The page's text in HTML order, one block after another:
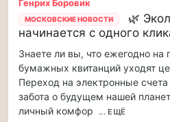
по
Москве
Друзья,
приглашаем
на
музыкальную
и
инсайды
Москвы
Генрих Боровик
МОСКОВСКИЕ НОВОСТИ
🌿
начинается с одного
Знаете ли вы, что ежегодно на
бумажных квитанций уходят
Переход на электронные счета
забота о будущем нашей
личный комфор
... ЕЩЁ